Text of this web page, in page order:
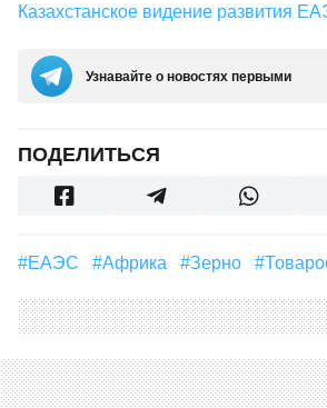
Казахстанское видение развития
Узнавайте о новостях первыми
ПОДЕЛИТЬСЯ
#ЕАЭС #Африка #зерно